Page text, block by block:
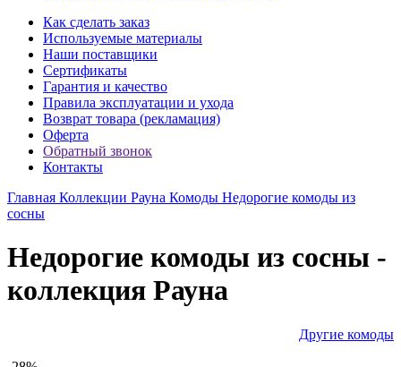
Как сделать заказ
Используемые материалы
Наши поставщики
Сертификаты
Гарантия и качество
Правила эксплуатации и ухода
Возврат товара (рекламация)
Оферта
Обратный звонок
Контакты
Главная Коллекции Рауна Комоды Недорогие комоды из
сосны
Недорогие комоды из сосны -
коллекция Рауна
Другие комоды